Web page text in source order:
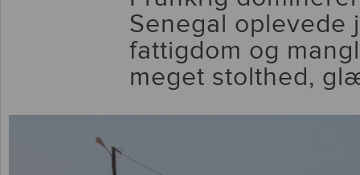
Senegal oplevede
fattigdom og
meget stolthed,